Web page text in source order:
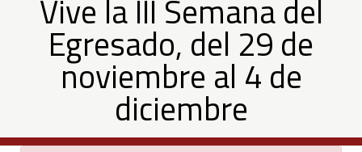
Egresado,
Vive la III Semana del
Egresado, del 29 de
noviembre al 4 de
diciembre